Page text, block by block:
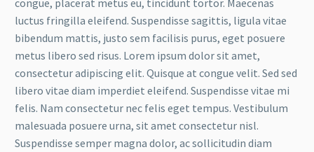
luctus fringilla eleifend. Suspendisse sagittis, ligula vitae
bibendum mattis, justo sem facilisis purus, eget posuere
metus libero sed risus. Lorem ipsum dolor sit amet,
consectetur adipiscing elit. Quisque at congue velit. Sed sed
libero vitae diam imperdiet eleifend. Suspendisse vitae mi
felis. Nam consectetur nec felis eget tempus. Vestibulum
malesuada posuere urna, sit amet consectetur nisl.
Suspendisse semper magna dolor, ac sollicitudin diam